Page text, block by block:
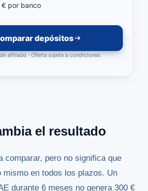
por banco
depósitos
afiliado · Oferta sujeta a condiciones
el resultado
comparar, pero no significa que
mismo en todos los plazos. Un
durante 6 meses no genera 300 €